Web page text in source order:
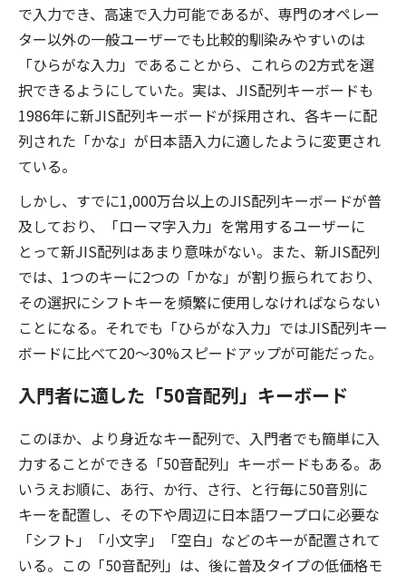
で入力でき、高速で入力可能であるが、専門のオペレー
ター以外の一般ユーザーでも比較的馴染みやすいのは
「ひらがな入力」であることから、これらの2方式を選
択できるようにしていた。実は、JIS配列キーボードも
1986年に新JIS配列キーボードが採用され、各キーに配
列された「かな」が日本語入力に適したように変更され
ている。
しかし、すでに1,000万台以上のJIS配列キーボードが普
及しており、「ローマ字入力」を常用するユーザーに
とって新JIS配列はあまり意味がない。また、新JIS配列
では、1つのキーに2つの「かな」が割り振られており、
その選択にシフトキーを頻繁に使用しなければならない
ことになる。それでも「ひらがな入力」ではJIS配列キー
ボードに比べて20〜30%スピードアップが可能だった。
入門者に適した「50音配列」キーボード
このほか、より身近なキー配列で、入門者でも簡単に入
力することができる「50音配列」キーボードもある。あ
いうえお順に、あ行、か行、さ行、と行毎に50音別に
キーを配置し、その下や周辺に日本語ワープロに必要な
「シフト」「小文字」「空白」などのキーが配置されて
いる。この「50音配列」は、後に普及タイプの低価格モ